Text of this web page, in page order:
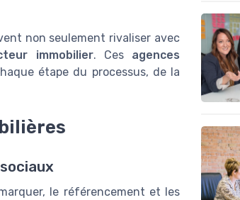
non seulement rivaliser avec
immobilier. Ces agences
étape du processus, de la
le référencement et les